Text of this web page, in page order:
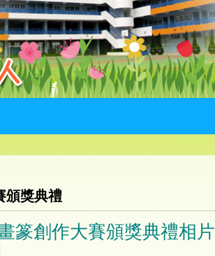
頒獎典禮
篆創作大賽頒獎典禮相片